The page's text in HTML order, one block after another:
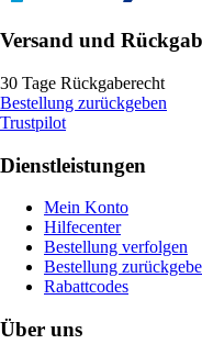
Versand und
30 Tage Rückgaberecht
Bestellung zurückgeben
Trustpilot
Dienstleistungen
Mein Konto
Hilfecenter
Bestellung verfolgen
Bestellung
Rabattcodes
Über uns